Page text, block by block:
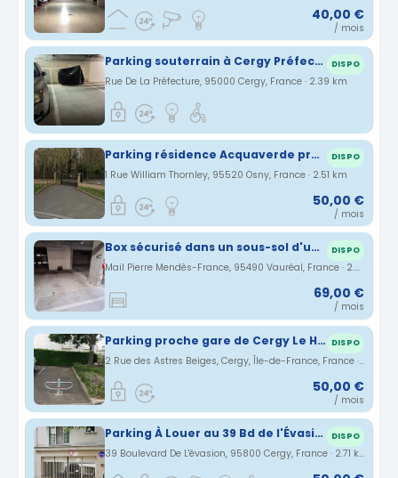
40,00 €
/ mois
Parking souterrain à Cergy Préfecture DISPO
Rue De La Préfecture, 95000 Cergy, France · 2.39 km
Parking résidence Acquaverde proche de la gare d'Osny DISPO
1 Rue William Thornley, 95520 Osny, France · 2.51 km
50,00 €
/ mois
Box sécurisé dans un sous-sol d'une résidence récente DISPO
Mail Pierre Mendès-France, 95490 Vauréal, France · 2.67 km
69,00 €
/ mois
Parking proche gare de Cergy Le Haut DISPO
2 Rue des Astres Beiges, Cergy, Île-de-France, France · 2.7 km
50,00 €
/ mois
Parking À Louer au 39 Bd de l'Évasion, 95800 Cergy DISPO
39 Boulevard De L'évasion, 95800 Cergy, France · 2.71 km